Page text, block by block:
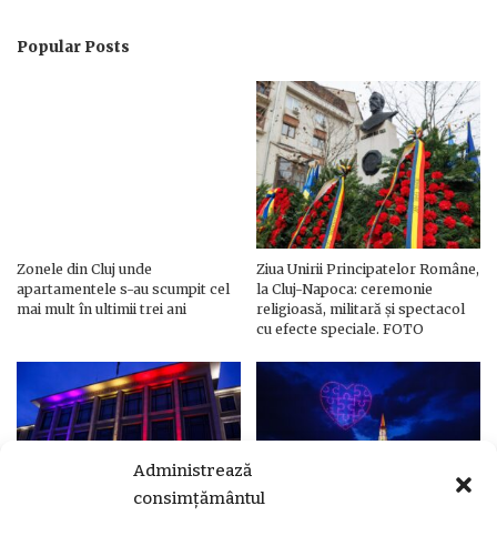
Administrează
consimțământul
Popular Posts
Zonele din Cluj unde
apartamentele s-au scumpit cel
mai mult în ultimii trei ani
Ziua Unirii Principatelor Române,
la Cluj-Napoca: ceremonie
religioasă, militară și spectacol
cu efecte speciale. FOTO